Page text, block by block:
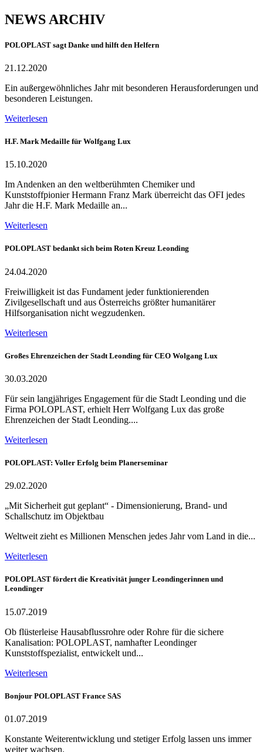
NEWS ARCHIV
POLOPLAST sagt Danke und hilft den Helfern
21.12.2020
Ein außergewöhnliches Jahr mit besonderen Herausforderungen und
besonderen Leistungen.
Weiterlesen
H.F. Mark Medaille für Wolfgang Lux
15.10.2020
Im Andenken an den weltberühmten Chemiker und
Kunststoffpionier Hermann Franz Mark überreicht das OFI jedes
Jahr die H.F. Mark Medaille an...
Weiterlesen
POLOPLAST bedankt sich beim Roten Kreuz Leonding
24.04.2020
Freiwilligkeit ist das Fundament jeder funktionierenden
Zivilgesellschaft und aus Österreichs größter humanitärer
Hilfsorganisation nicht wegzudenken.
Weiterlesen
Großes Ehrenzeichen der Stadt Leonding für CEO Wolgang Lux
30.03.2020
Für sein langjähriges Engagement für die Stadt Leonding und die
Firma POLOPLAST, erhielt Herr Wolfgang Lux das große
Ehrenzeichen der Stadt Leonding....
Weiterlesen
POLOPLAST: Voller Erfolg beim Planerseminar
29.02.2020
„Mit Sicherheit gut geplant“ - Dimensionierung, Brand- und
Schallschutz im Objektbau
Weltweit zieht es Millionen Menschen jedes Jahr vom Land in die...
Weiterlesen
POLOPLAST fördert die Kreativität junger Leondingerinnen und
Leondinger
15.07.2019
Ob flüsterleise Hausabflussrohre oder Rohre für die sichere
Kanalisation: POLOPLAST, namhafter Leondinger
Kunststoffspezialist, entwickelt und...
Weiterlesen
Bonjour POLOPLAST France SAS
01.07.2019
Konstante Weiterentwicklung und stetiger Erfolg lassen uns immer
weiter wachsen.